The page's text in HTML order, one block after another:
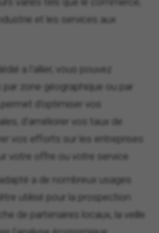
et les services aux
a l'allier, vous pouvez
zone géographique ou par
d'optimiser vos
d'améliorer vos taux de
vos efforts sur les entreprises
votre offre ou votre service.
a de nombreux usages
utilisé pour la prospection
de partenaires locaux, la veille